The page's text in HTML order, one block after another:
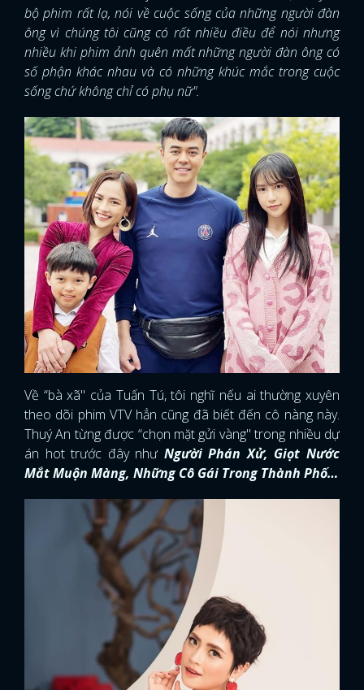
bộ phim rất lạ, nói về cuộc sống của những người đàn
ông vì chúng tôi cũng có rất nhiều điều để nói nhưng
nhiều khi phim ảnh quên mất những người đàn ông có
số phận khác nhau và có những khúc mắc trong cuộc
sống chứ không chỉ có phụ nữ".
Về “bà xã" của Tuấn Tú, tôi nghĩ nếu ai thường xuyên
theo dõi phim VTV hẳn cũng đã biết đến cô nàng này.
Thuý An từng được “chọn mặt gửi vàng" trong nhiều dự
án hot trước đây như Người Phán Xử, Giọt Nước
Mắt Muộn Màng, Những Cô Gái Trong Thành Phố…